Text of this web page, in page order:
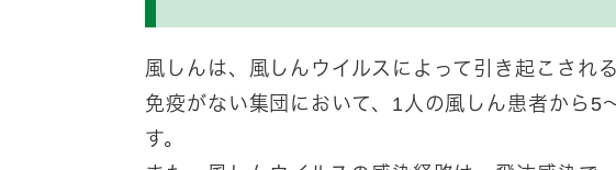
風しんは、風しんウイルスによって引き起こされ
免疫がない集団において、1人の風しん患者から5
す。